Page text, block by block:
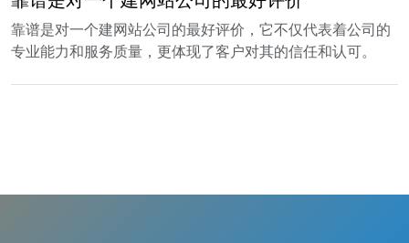
靠谱是对一个建网站公司的最好评价，它不仅代表着公司的
专业能力和服务质量，更体现了客户对其的信任和认可。